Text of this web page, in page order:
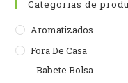
Categorias de
Aromatizados
Fora De Casa
Babete Bolsa